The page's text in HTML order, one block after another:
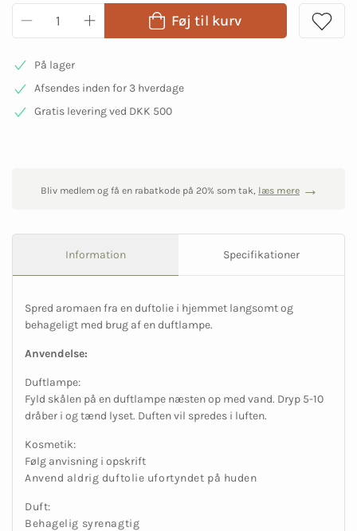
Føj til kurv
På lager
Afsendes inden for 3 hverdage
Gratis levering ved DKK 500
Bliv medlem og få en rabatkode på 20% som tak, læs mere
Information Specifikationer
Spred aromaen fra en duftolie i hjemmet langsomt og
behageligt med brug af en duftlampe.
Anvendelse:
Duftlampe:
Fyld skålen på en duftlampe næsten op med vand. Dryp 5-10
dråber i og tænd lyset. Duften vil spredes i luften.
Kosmetik:
Følg anvisning i opskrift
Anvend aldrig duftolie ufortyndet på huden
Duft:
Behagelig syrenagtig